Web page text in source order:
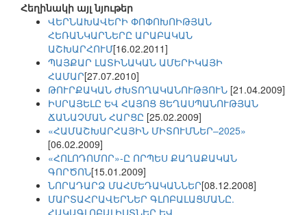
Հեղինակի այլ նյութեր
ՎԵՐՆԱԽԱՎԵՐԻ ՓՈՓՈԽՈԻԹՅԱՆ
ՀԵՌԱՆԿԱՐՆԵՐԸ ԱՐԱԲԱԿԱՆ
ԱՇԽԱՐՀՈՒՄ[16.02.2011]
ՊԱՅՔԱՐ ԼԱՏԻՆԱԿԱՆ ԱՄԵՐԻԿԱՅԻ
ՀԱՄԱՐ[27.07.2010]
ԹՈՒՐՔԱԿԱՆ ԺԽՏՈՂԱԿԱՆՈՒԹՅՈՒՆ [21.04.2009]
ԻՍՐԱՅԵԼԸ ԵՎ ՀԱՅՈՑ ՑԵՂԱՍՊԱՆՈՒԹՅԱՆ
ՃԱՆԱՉՄԱՆ ՀԱՐՑԸ [25.02.2009]
«ՀԱՄԱՇԽԱՐՀԱՅԻՆ ՄԻՏՈՒՄՆԵՐ–2025»
[06.02.2009]
«ՀՈԼՈԴՈՄՈՐ»-Ը ՈՐՊԵՍ ՔԱՂԱՔԱԿԱՆ
ԳՈՐԾՈՆ[15.01.2009]
ՆՈՐԱԴԱՐՁ ՄԱՀՄԵԴԱԿԱՆՆԵՐ[08.12.2008]
ՄԱՐՏԱՀՐԱՎԵՐՆԵՐ ԳԼՈԲԱԼԱՑՄԱՆԸ.